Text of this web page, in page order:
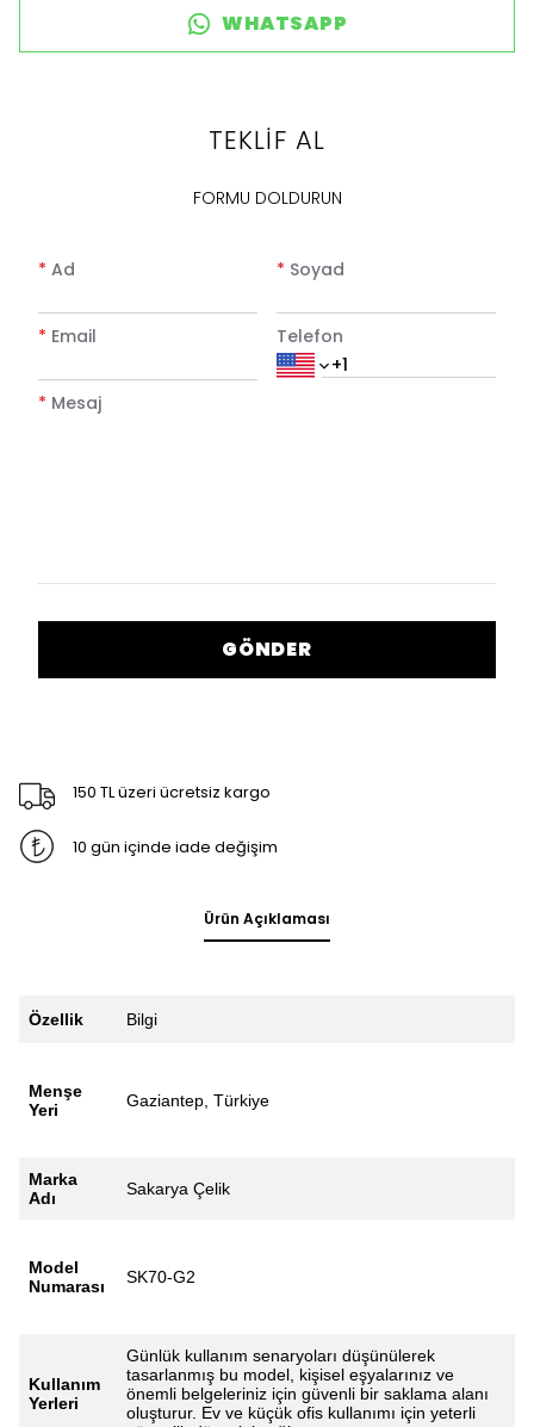
WHATSAPP
TEKLİF AL
FORMU DOLDURUN
* Ad * Soyad
* Email Telefon
* Mesaj
GÖNDER
150 TL üzeri ücretsiz kargo
10 gün içinde iade değişim
Ürün Açıklaması
Özellik Bilgi
Menşe
Yeri
Gaziantep, Türkiye
Marka
Adı
Sakarya Çelik
Model
Numarası
SK70-G2
Kullanım
Yerleri
Günlük kullanım senaryoları düşünülerek
tasarlanmış bu model, kişisel eşyalarınız ve
önemli belgeleriniz için güvenli bir saklama alanı
oluşturur. Ev ve küçük ofis kullanımı için yeterli